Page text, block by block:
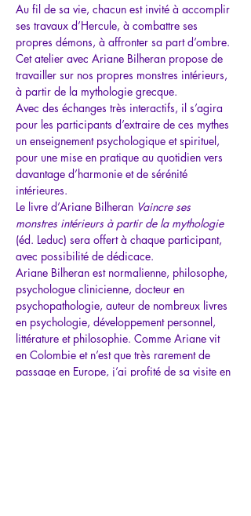
Au fil de sa vie, chacun est invité à accomplir
ses travaux d’Hercule, à combattre ses
propres démons, à affronter sa part d’ombre.
Cet atelier avec Ariane Bilheran propose de
travailler sur nos propres monstres intérieurs,
à partir de la mythologie grecque.
Avec des échanges très interactifs, il s’agira
pour les participants d’extraire de ces mythes
un enseignement psychologique et spirituel,
pour une mise en pratique au quotidien vers
davantage d’harmonie et de sérénité
intérieures.
Le livre d’Ariane Bilheran Vaincre ses
monstres intérieurs à partir de la mythologie
(éd. Leduc) sera offert à chaque participant,
avec possibilité de dédicace.
Ariane Bilheran est normalienne, philosophe,
psychologue clinicienne, docteur en
psychopathologie, auteur de nombreux livres
en psychologie, développement personnel,
littérature et philosophie. Comme Ariane vit
en Colombie et n’est que très rarement de
passage en Europe, j’ai profité de sa visite en